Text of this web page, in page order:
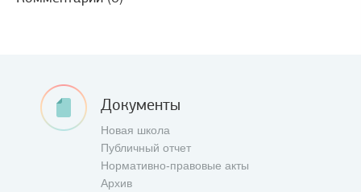
Документы
Новая школа
Публичный отчет
Нормативно-правовые акты
Архив